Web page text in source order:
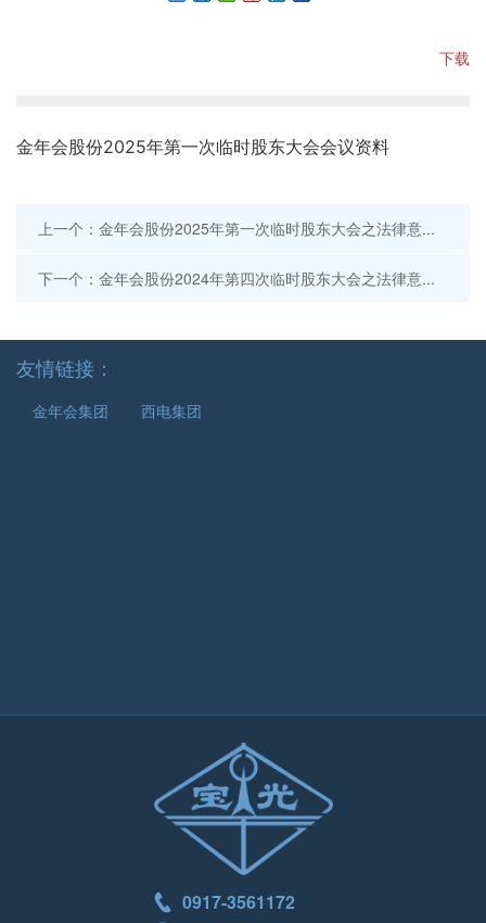
下载
金年会股份2025年第一次临时股东大会会议资料
上一个：金年会股份2025年第一次临时股东大会之法律意见书
下一个：金年会股份2024年第四次临时股东大会之法律意见书
友情链接：
金年会集团 西电集团
0917-3561172